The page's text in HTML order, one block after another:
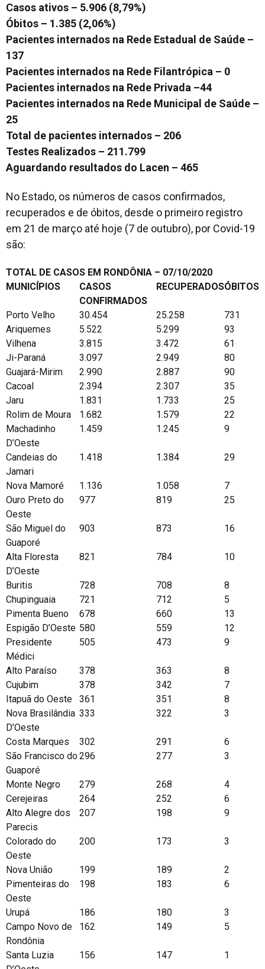
Casos ativos – 5.906 (8,79%)
Óbitos – 1.385 (2,06%)
Pacientes internados na Rede Estadual de Saúde –
137
Pacientes internados na Rede Filantrópica – 0
Pacientes internados na Rede Privada –44
Pacientes internados na Rede Municipal de Saúde –
25
Total de pacientes internados – 206
Testes Realizados – 211.799
Aguardando resultados do Lacen – 465
No Estado, os números de casos confirmados,
recuperados e de óbitos, desde o primeiro registro
em 21 de março até hoje (7 de outubro), por Covid-19
são:
TOTAL DE CASOS EM RONDÔNIA – 07/10/2020
MUNICÍPIOS
CASOS
CONFIRMADOS
RECUPERADOSÓBITOS
Porto Velho 30.454 25.258
731
Ariquemes
5.522 5.299
93
Vilhena
3.815 3.472
61
Ji-Paraná
3.097 2.949
80
Guajará-Mirim
2.990 2.887
90
Cacoal
2.394 2.307
35
Jaru
1.831 1.733
25
Rolim de Moura
1.682 1.579
22
Machadinho
D’Oeste
1.459 1.245 9
Candeias do
Jamari
1.418 1.384 29
Nova Mamoré 1.136 1.058
7
Ouro Preto do
Oeste
977 819 25
São Miguel do
Guaporé
903 873 16
Alta Floresta
D’Oeste
821 784 10
Buritis 728 708
8
Chupinguaia
721 712
5
Pimenta Bueno
678 660
13
Espigão D’Oeste 580 559
12
Presidente
Médici
505 473 9
Alto Paraíso 378 363
8
Cujubim
378 342
7
Itapuã do Oeste
361 351
8
Nova Brasilândia
D’Oeste
333 322 3
Costa Marques 302 291
6
São Francisco do
Guaporé
296 277 3
Monte Negro 279 268
4
Cerejeiras
264 252
6
Alto Alegre dos
Parecis
207 198 9
Colorado do
Oeste
200 173 3
Nova União 199 189
2
Pimenteiras do
Oeste
198 183 6
Urupá 186 180
3
Campo Novo de
Rondônia
162 149 5
Santa Luzia
156 147 1